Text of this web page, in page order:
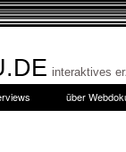
interaktives
über